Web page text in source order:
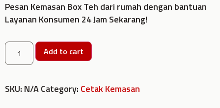
Pesan Kemasan Box Teh dari rumah dengan bantuan
Layanan Konsumen 24 Jam Sekarang!
Add to cart
SKU: N/ACategory: Cetak Kemasan